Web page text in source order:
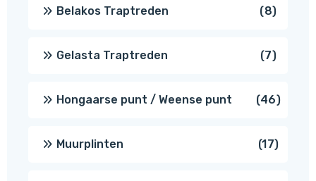
Belakos Traptreden 88
Gelasta Traptreden 77
Hongaarse punt / Weense punt 4646
Muurplinten 1717